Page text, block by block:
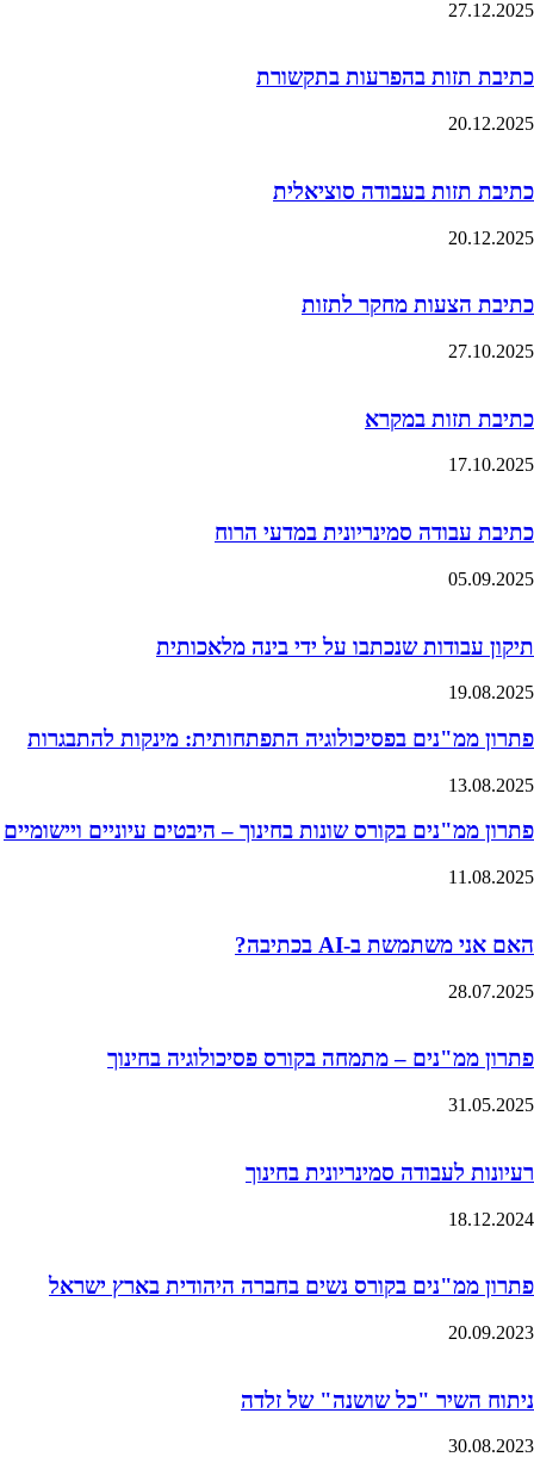
27.12.2025
כתיבת תזות בהפרעות בתקשורת
20.12.2025
כתיבת תזות בעבודה סוציאלית
20.12.2025
כתיבת הצעות מחקר לתזות
27.10.2025
כתיבת תזות במקרא
17.10.2025
כתיבת עבודה סמינריונית במדעי הרוח
05.09.2025
תיקון עבודות שנכתבו על ידי בינה מלאכותית
19.08.2025
פתרון ממ"נים בפסיכולוגיה התפתחותית: מינקות להתבגרות
13.08.2025
פתרון ממ"נים בקורס שונות בחינוך – היבטים עיוניים ויישומיים
11.08.2025
האם אני משתמשת ב-AI בכתיבה?
28.07.2025
פתרון ממ"נים – מתמחה בקורס פסיכולוגיה בחינוך
31.05.2025
רעיונות לעבודה סמינריונית בחינוך
18.12.2024
פתרון ממ"נים בקורס נשים בחברה היהודית בארץ ישראל
20.09.2023
ניתוח השיר "כל שושנה" של זלדה
30.08.2023